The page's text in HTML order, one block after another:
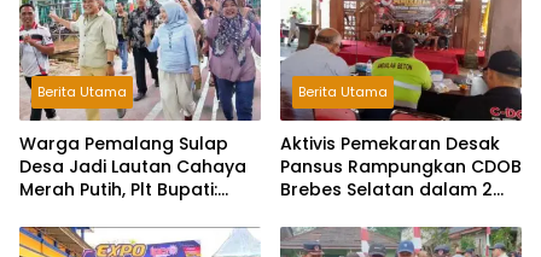
Berita Utama
Warga Pemalang Sulap
Desa Jadi Lautan Cahaya
Merah Putih, Plt Bupati:
Berita Utama
Aktivis Pemekaran Desak
Pansus Rampungkan CDOB
Brebes Selatan dalam 2
Tritura